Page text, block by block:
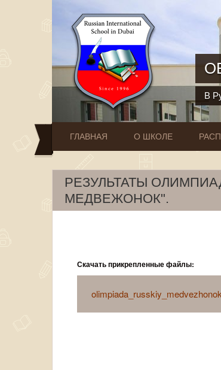
В
ГЛАВНАЯ О ШКОЛЕ
РЕЗУЛЬТАТЫ
МЕДВЕЖОНОК".
Скачать прикрепленные файлы: